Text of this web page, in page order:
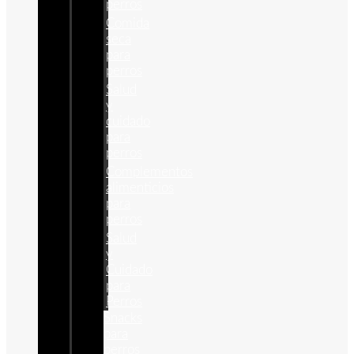
perros
Comida
seca
para
perros
Salud
y
cuidado
para
perros
Complementos
alimenticios
para
perros
Salud
y
Cuidado
para
Perros